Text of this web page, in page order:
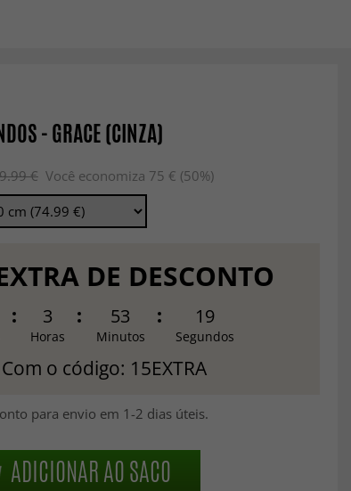
- GRACE (CINZA)
€Você economiza 75 € (50%)
DE DESCONTO
3
Horas
53
Minutos
18
Segundos
Com o código: 15EXTRA
para envio em 1-2 dias úteis.
ADICIONAR AO SACO